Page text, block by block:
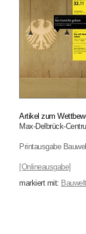
Artikel zum
Max-Delbrück-
Printausgabe
[Onlineausgabe]
markiert mit: Bauwelt